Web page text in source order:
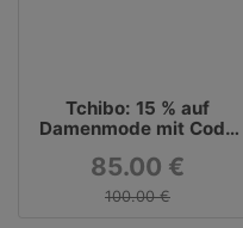
Tchibo: 15 % auf
Damenmode mit Code
85.00 €
100.00 €